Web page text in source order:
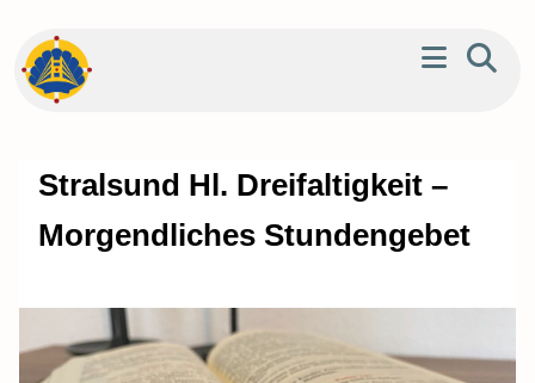
Stralsund Hl. Dreifaltigkeit –
Morgendliches Stundengebet